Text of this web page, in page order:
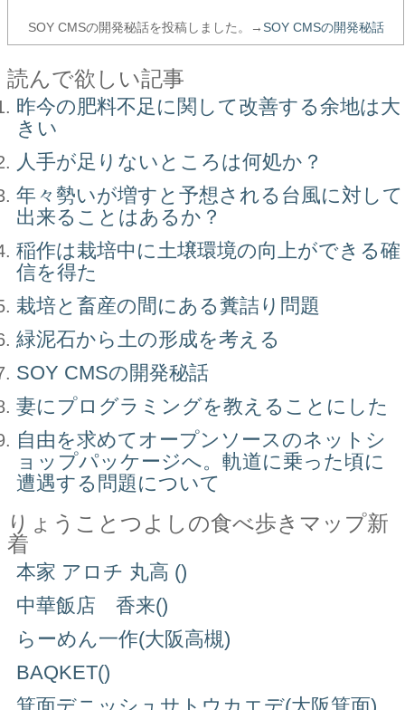
SOY CMSの開発秘話を投稿しました。→SOY CMSの開発秘話
読んで欲しい記事
昨今の肥料不足に関して改善する余地は大
きい
人手が足りないところは何処か？
年々勢いが増すと予想される台風に対して
出来ることはあるか？
稲作は栽培中に土壌環境の向上ができる確
信を得た
栽培と畜産の間にある糞詰り問題
緑泥石から土の形成を考える
SOY CMSの開発秘話
妻にプログラミングを教えることにした
自由を求めてオープンソースのネットシ
ョップパッケージへ。軌道に乗った頃に
遭遇する問題について
りょうことつよしの食べ歩きマップ新
着
本家 アロチ 丸高 ()
中華飯店 香来()
らーめん一作(大阪高槻)
BAQKET()